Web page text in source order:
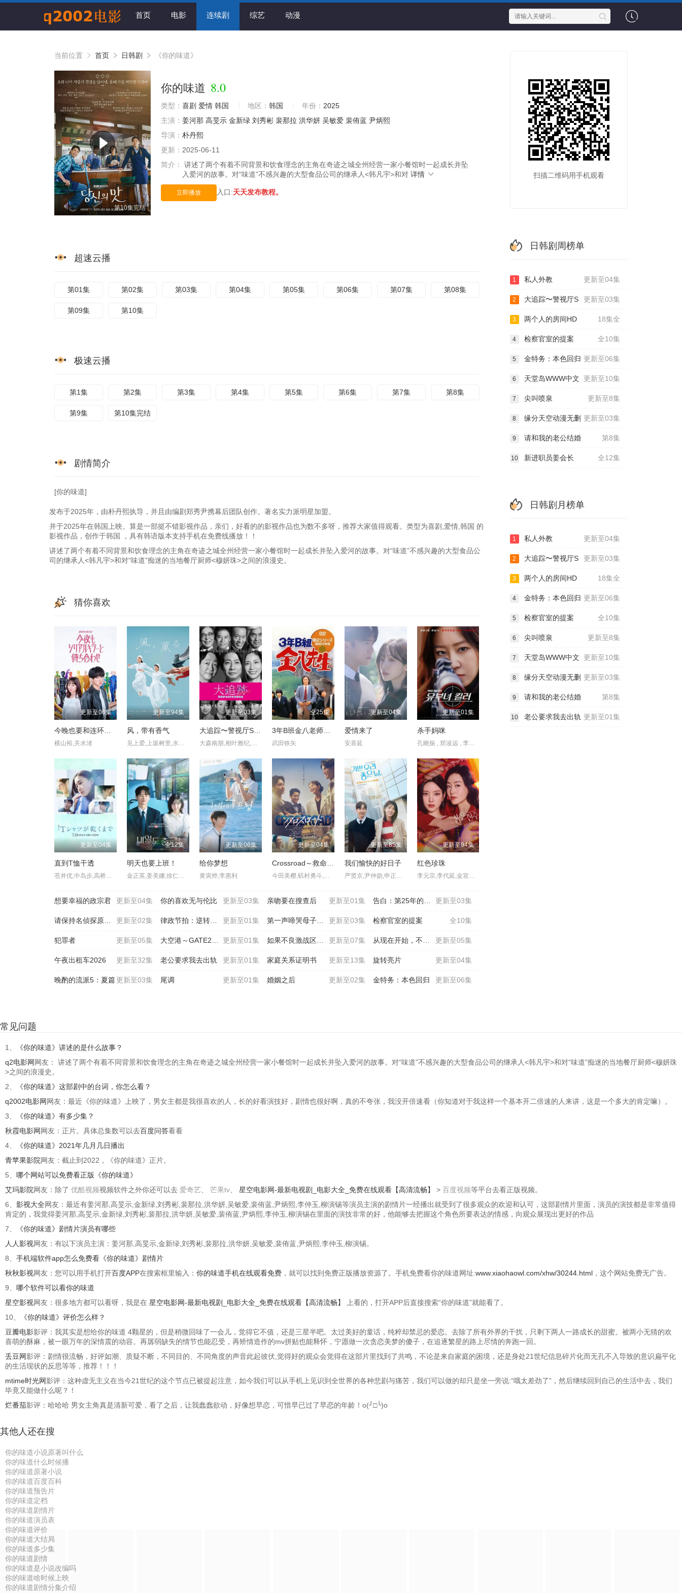
首页 电影 连续剧 综艺 动漫
当前位置 首页 日韩剧 《你的味道》
第10集完结
你的味道 8.0
类型： 喜剧 爱情 韩国 地区： 韩国 年份： 2025
主演： 姜河那 高旻示 金新绿 刘秀彬 裴那拉 洪华妍 吴敏爱 裴侑蓝 尹炳熙
导演： 朴丹熙
更新： 2025-06-11
简介：
讲述了两个有着不同背景和饮食理念的主角在奇迹之城全州经营一家小餐馆时一起成长并坠
入爱河的故事。对“味道”不感兴趣的大型食品公司的继承人<韩凡宇>和对 详情
立即播放 入口:天天发布教程。
超速云播
第01集 第02集 第03集 第04集 第05集 第06集 第07集 第08集
第09集 第10集
极速云播
第1集 第2集 第3集 第4集 第5集 第6集 第7集 第8集
第9集 第10集完结
剧情简介
[你的味道]
发布于2025年，由朴丹熙执导，并且由编剧郑秀尹携幕后团队创作。著名实力派明星加盟。
并于2025年在韩国上映。算是一部挺不错影视作品，亲们，好看的的影视作品也为数不多呀，推荐大家值得观看。类型为喜剧,爱情,韩国 的
影视作品，创作于韩国 ，具有韩语版本支持手机在免费线播放！！
讲述了两个有着不同背景和饮食理念的主角在奇迹之城全州经营一家小餐馆时一起成长并坠入爱河的故事。对“味道”不感兴趣的大型食品公
司的继承人<韩凡宇>和对“味道”痴迷的当地餐厅厨师<穆妍珠>之间的浪漫史。
猜你喜欢
更新至06集
今晚也要和连环杀手约会
横山裕,关水渚
更新至94集
风，带有香气
见上爱,上坂树里,水野美纪,早坂美海,小林隆,小林虎之介,津崎史郎,岩瀬顕子,三浦贵大,根岸季衣,大岛美幸,义达祐未,たくや,原田泰造,北村一辉,佐野晶哉,藤原季节,林裕太,坂东弥十郎,内田慈,小倉史也,片冈鹤太郎,松金米子,广冈由里子,春海四方,多部未华子,高岛政宏,二田絢乃,中田青渚,井上向日葵,丸山礼,研直子,生田绘梨花,菊池亚希子,中井友望,木越明,原嶋凛,玄理,伊势志摩,古川雄大,坂口涼太郎,平野生成,森田甘路,猫背椿,饭尾和树,若林时英,村上穂乃佳,东野绚香,大河原次郎,野添义弘,筒井道隆,仲
更新至03集
大追踪〜警视厅SSBC强行犯系〜 第二季
大森南朋,相叶雅纪,松下奈绪
全25集
3年B班金八老师第二季
武田铁矢
更新至04集
爱情来了
安喜延
更新至01集
杀手妈咪
孔晓振 , 郑浚远 , 李相二 , 成东日
更新至04集
直到T恤干透
全12集
明天也要上班！
更新至06集
给你梦想
黄寅烨,李惠利
更新至04集 更新至85集
我们愉快的好日子
更新至94集
红色珍珠
更新至04集
想要幸福的政宗君 更新至03集
你的喜欢无与伦比 更新至01集
亲吻要在搜查后 更新至03集
告白：第25年的秘密
更新至02集
请保持名侦探原来的样子 更新至01集
律政节拍：逆转法庭 更新至03集
第一声啼哭母子救命急救班 全10集
检察官室的提案
更新至05集
犯罪者 更新至01集
大空港～GATE24～ 更新至07集
如果不良激战区的四天王转 更新至05集
从现在开始，不做朋友了吧
更新至32集
午夜出租车2026 更新至01集
老公要求我去出轨 更新至13集
家庭关系证明书 更新至04集
旋转亮片
更新至03集
晚酌的流派5：夏篇 更新至01集
尾调 更新至02集
婚姻之后 更新至06集
金特务：本色回归
扫描二维码用手机观看
日韩剧周榜单
更新至04集
1 私人外教
更新至03集
2 大追踪〜警视厅S
18集全
3 两个人的房间HD
全10集
4 检察官室的提案
更新至06集
5 金特务：本色回归
更新至10集
6 天堂岛WWW中文
更新至8集
7 尖叫喷泉
更新至03集
8 缘分天空动漫无删
第8集
9 请和我的老公结婚
全12集
10 新进职员姜会长
日韩剧月榜单
更新至04集
1 私人外教
更新至03集
2 大追踪〜警视厅S
18集全
3 两个人的房间HD
更新至06集
4 金特务：本色回归
全10集
5 检察官室的提案
更新至8集
6 尖叫喷泉
更新至10集
7 天堂岛WWW中文
更新至03集
8 缘分天空动漫无删
第8集
9 请和我的老公结婚
更新至01集
10 老公要求我去出轨
常见问题
1、
《你的味道》讲述的是什么故事？
q2电影网 网友： 讲述了两个有着不同背景和饮食理念的主角在奇迹之城全州经营一家小餐馆时一起成长并坠入爱河的故事。对“味道”不感兴趣的大型食品公司的继承人<韩凡宇>和对“味道”痴迷的当地餐厅厨师<穆妍珠
>之间的浪漫史。
2、
《你的味道》这部剧中的台词，你怎么看？
q2002电影网 网友：最近《你的味道》上映了，男女主都是我很喜欢的人，长的好看演技好，剧情也很好啊，真的不夸张，我没开倍速看（你知道对于我这样一个基本开二倍速的人来讲，这是一个多大的肯定嘛）。
3、
《你的味道》有多少集？
秋霞电影网 网友：正片。具体总集数可以去百度问答看看
4、
《你的味道》2021年几月几日播出
青苹果影院网友：截止到2022，《你的味道》正片。
5、 哪个网站可以免费看正版《你的味道》
艾玛影院网友：除了 优酷视频视频软件之外你还可以去 爱奇艺 芒果tv 星空电影网-最新电视剧_电影大全_免费在线观看【高清流畅】 > 百度视频等平台去看正版视频。
6、 影视大全网友：最近有姜河那,高旻示,金新绿,刘秀彬,裴那拉,洪华妍,吴敏爱,裴侑蓝,尹炳熙,李仲玉,柳演锡等演员主演的剧情片一经播出就受到了很多观众的欢迎和认可，这部剧情片里面，演员的演技都是非常值得
肯定的，我觉得姜河那,高旻示,金新绿,刘秀彬,裴那拉,洪华妍,吴敏爱,裴侑蓝,尹炳熙,李仲玉,柳演锡在里面的演技非常的好，他能够去把握这个角色所要表达的情感，向观众展现出更好的作品
7、
《你的味道》剧情片演员有哪些
人人影视网友：有以下演员主演：姜河那,高旻示,金新绿,刘秀彬,裴那拉,洪华妍,吴敏爱,裴侑蓝,尹炳熙,李仲玉,柳演锡。
8、 手机端软件app怎么免费看《你的味道》剧情片
秋秋影视网友：您可以用手机打开百度APP在搜索框里输入： 你的味道手机在线观看免费 ，就可以找到免费正版播放资源了。手机免费看你的味道网址:www.xiaohaowl.com/xhw/30244.html ，这个网站免费无广告。
9、 哪个软件可以看你的味道
星空影视网友：很多地方都可以看呀，我是在 星空电影网-最新电视剧_电影大全_免费在线观看【高清流畅】
上看的，打开APP后直接搜索“你的味道”就能看了。
10、
《你的味道》评价怎么样？
豆瓣电影影评：我其实是想给你的味道 4颗星的，但是稍微回味了一会儿，觉得它不值，还是三星半吧。太过美好的童话，纯粹却禁忌的爱恋。去除了所有外界的干扰，只剩下两人一路成长的甜蜜。被两小无猜的欢
喜萌的酥麻，被一眼万年的深情震的动容。再孱弱缺失的情节也能忍受，再矫情造作的mv拼贴也能释怀，宁愿做一次贪恋美梦的傻子，在追逐繁星的路上尽情的奔跑一回。
丢豆网影评：剧情很流畅，好评如潮、质疑不断，不同目的、不同角度的声音此起彼伏,觉得好的观众会觉得在这部片里找到了共鸣，不论是来自家庭的困境，还是身处21世纪信息碎片化而无孔不入导致的意识扁平化
的生活现状的反思等等，推荐！！！
mtime时光网影评：这种虚无主义在当今21世纪的这个节点已被提起注意，如今我们可以从手机上见识到全世界的各种悲剧与痛苦，我们可以做的却只是坐一旁说:“哦太差劲了”，然后继续回到自己的生活中去，我们
毕竟又能做什么呢？！
烂番茄影评：哈哈哈 男女主角真是清新可爱，看了之后，让我蠢蠢欲动，好像想早恋，可惜早已过了早恋的年龄！o(╯□╰)o
其他人还在搜
你的味道小说原著叫什么
你的味道什么时候播
你的味道原著小说
你的味道百度百科
你的味道预告片
你的味道定档
你的味道剧情片
你的味道演员表
你的味道评价
你的味道大结局
你的味道多少集
你的味道剧情
你的味道是小说改编吗
你的味道啥时候上映
你的味道剧情分集介绍